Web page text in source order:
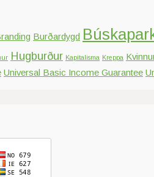
Burðardygd
Hugburður Kapitalisma Kreppa
Universal Basic Income Guarantee